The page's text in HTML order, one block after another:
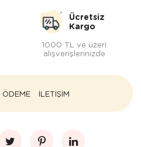
Ücretsiz
Kargo
1000 TL ve üzeri
alışverişlerinizde
ÖDEME İLETİŞİM